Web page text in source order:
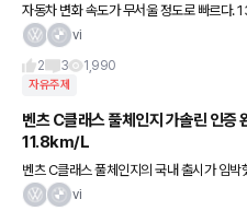
자동차 변화 속도가 무서울 정도로 빠르다.
연기관이 빠르게 퇴출되고 있고 인간에 절대
vi
2
3 1,990
자유주제
벤츠 C클래스 풀체인지 가솔린 인증
11.8km/L
벤츠 C클래스 풀체인지의 국내 출시가 임박
따르면 벤츠코리아는 신형 C클래스 가솔린
vi